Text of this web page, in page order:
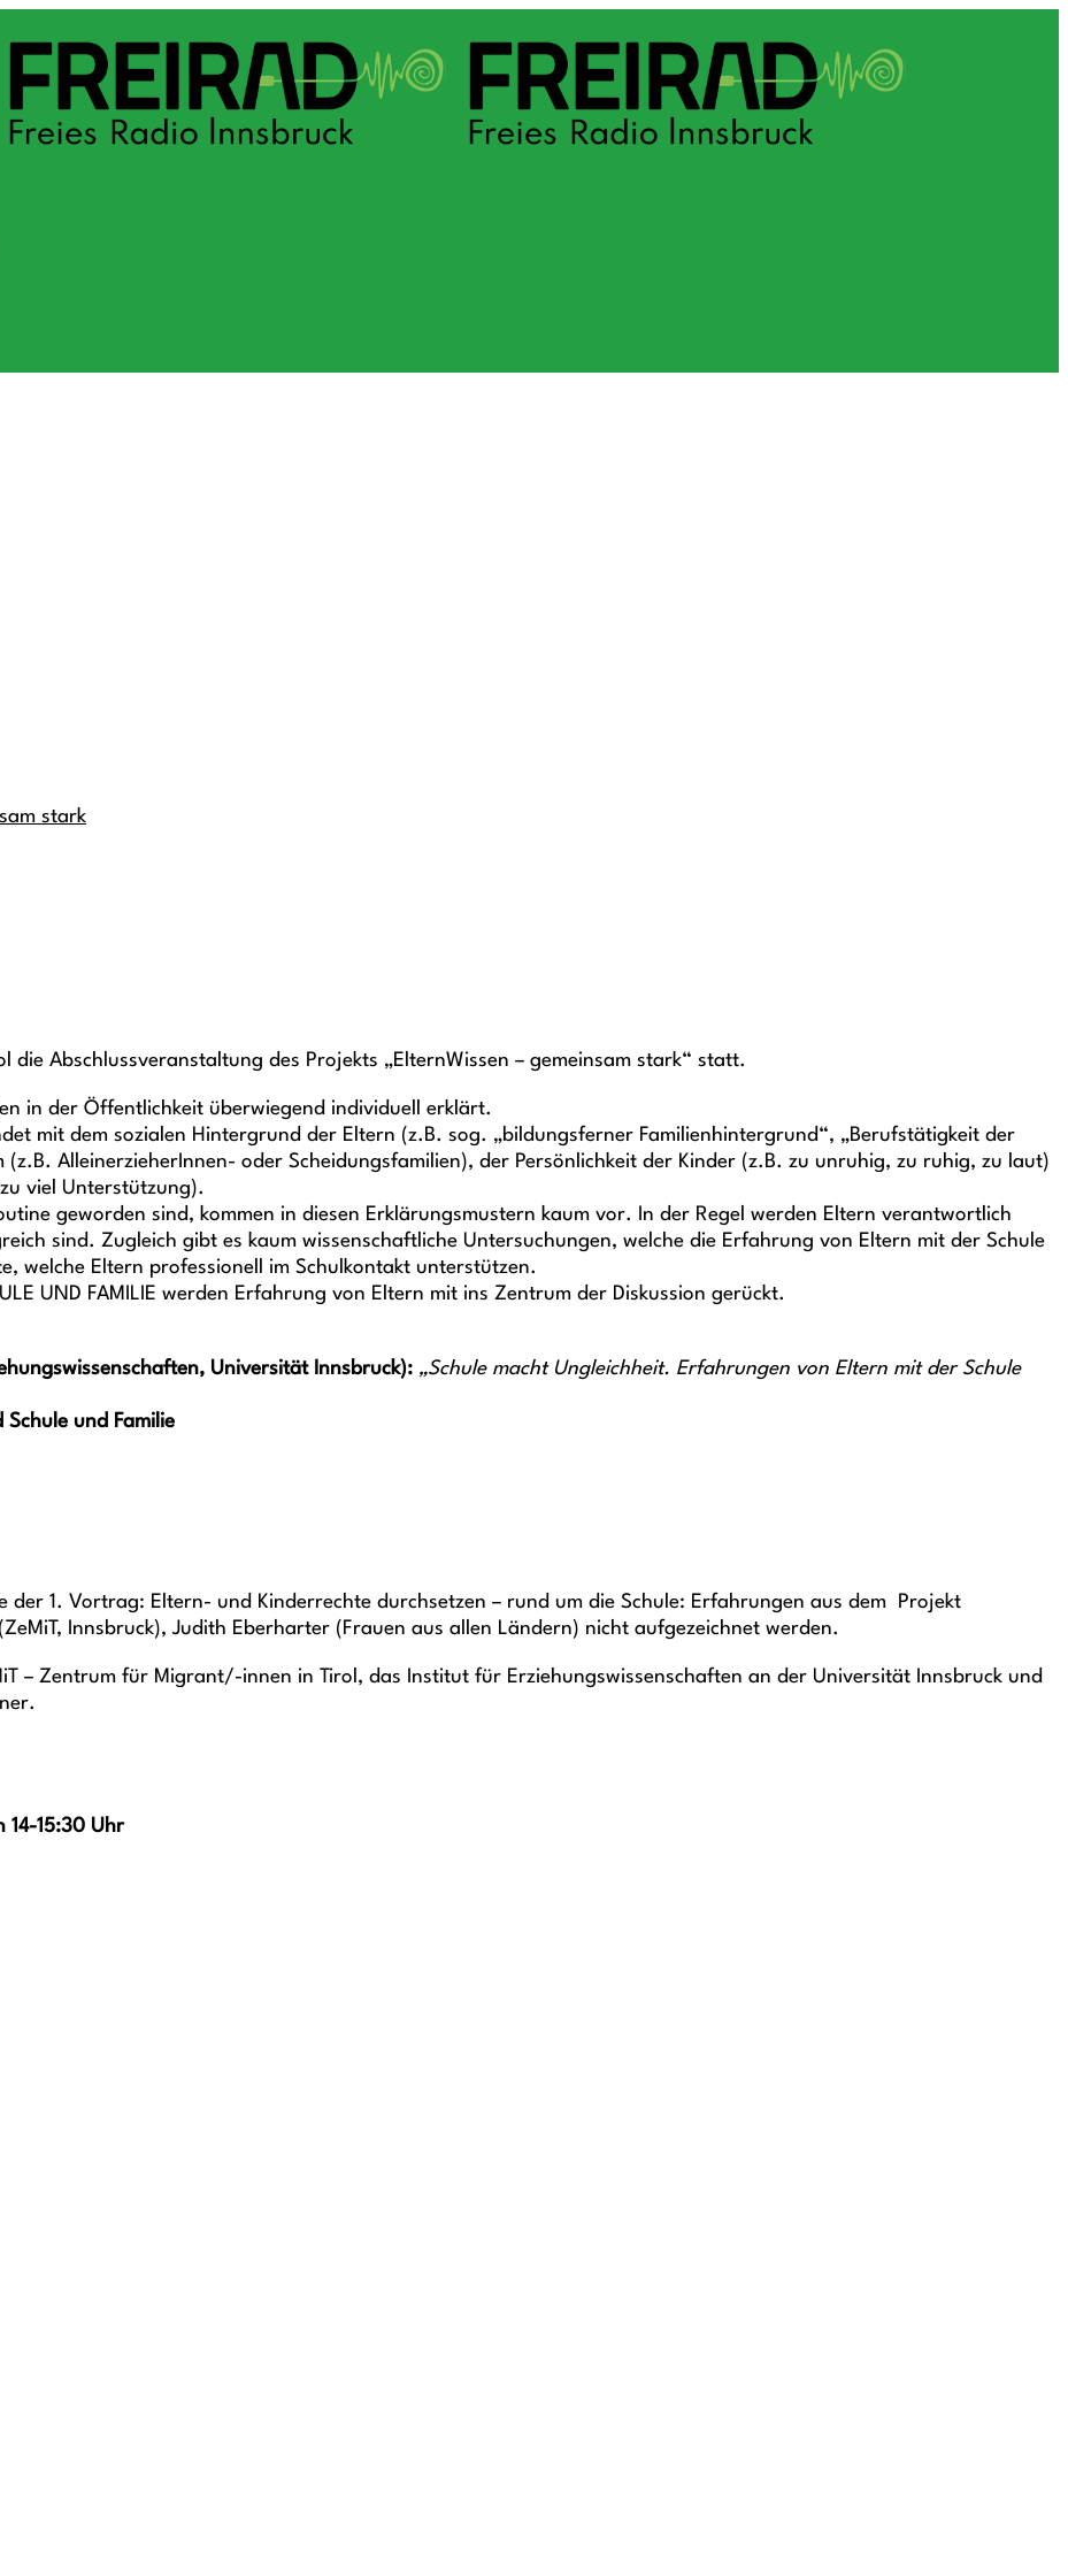
stark
die Abschlussveranstaltung des Projekts „ElternWissen – gemeinsam stark“ statt.
in der Öffentlichkeit überwiegend individuell erklärt.
mit dem sozialen Hintergrund der Eltern (z.B. sog. „bildungsferner Familienhintergrund“, „Berufstätigkeit der
AlleinerzieherInnen- oder Scheidungsfamilien), der Persönlichkeit der Kinder (z.B. zu unruhig, zu ruhig, zu laut)
viel Unterstützung).
geworden sind, kommen in diesen Erklärungsmustern kaum vor. In der Regel werden Eltern verantwortlich
sind. Zugleich gibt es kaum wissenschaftliche Untersuchungen, welche die Erfahrung von Eltern mit der Schule
welche Eltern professionell im Schulkontakt unterstützen.
UND FAMILIE werden Erfahrung von Eltern mit ins Zentrum der Diskussion gerückt.
Universität Innsbruck): „Schule macht Ungleichheit. Erfahrungen von Eltern mit der Schule
Schule und Familie
1. Vortrag: Eltern- und Kinderrechte durchsetzen – rund um die Schule: Erfahrungen aus dem Projekt
Innsbruck), Judith Eberharter (Frauen aus allen Ländern) nicht aufgezeichnet werden.
– Zentrum für Migrant/-innen in Tirol, das Institut für Erziehungswissenschaften an der Universität Innsbruck und
14-15:30 Uhr